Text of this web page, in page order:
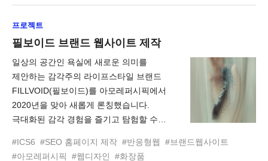
돋보이도록 구성했습니다. 간편한 1초
가입과 마이크로바이옴 기초 화장품을 찾는
프로젝트
필보이드 브랜드 웹사이트 제작
일상의 공간인 욕실에 새로운 의미를
제안하는 감각주의 라이프스타일 브랜드
FILLVOID(필보이드)를 아모레퍼시픽에서
2020년을 맞아 새롭게 론칭했습니다.
극대화된 감각 경험을 즐기고 탐험할 수
콘셉트로 필보이드 웹 사이트를 구축했고.
#ICS6 #SEO 홈페이지 제작 #반응형웹
#브랜드웹사이트
#아모레퍼시픽
#웹디자인 #화장품